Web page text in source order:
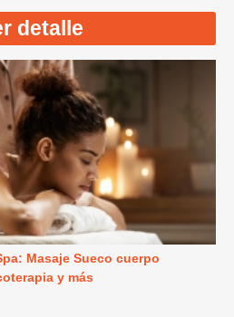
detalle
Masaje Sueco cuerpo
y más